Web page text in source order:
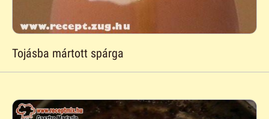
Tojásba mártott spárga